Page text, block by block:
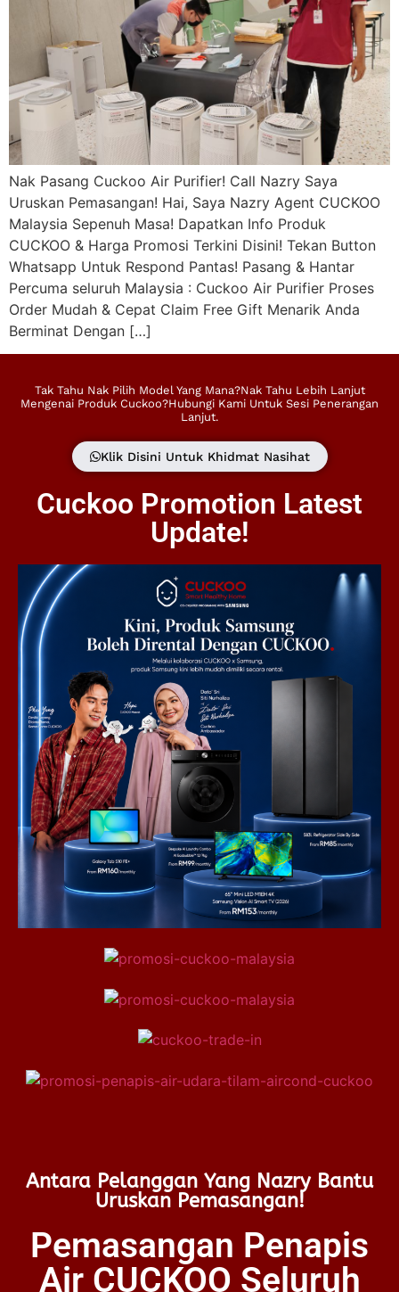
Nak Pasang Cuckoo Air Purifier! Call Nazry Saya
Uruskan Pemasangan! Hai, Saya Nazry Agent CUCKOO
Malaysia Sepenuh Masa! Dapatkan Info Produk
CUCKOO & Harga Promosi Terkini Disini! Tekan Button
Whatsapp Untuk Respond Pantas! Pasang & Hantar
Percuma seluruh Malaysia : Cuckoo Air Purifier Proses
Order Mudah & Cepat Claim Free Gift Menarik Anda
Berminat Dengan […]
Tak Tahu Nak Pilih Model Yang Mana?Nak Tahu Lebih Lanjut
Mengenai Produk Cuckoo?Hubungi Kami Untuk Sesi Penerangan
Lanjut.
Klik Disini Untuk Khidmat Nasihat
Cuckoo Promotion Latest
Update!
Antara Pelanggan Yang Nazry Bantu
Uruskan Pemasangan!
Pemasangan Penapis
Air CUCKOO Seluruh